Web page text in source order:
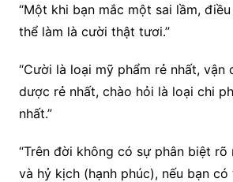
“Một khi bạn mắc một sai lầm,
thể làm là cười thật tươi.”
“Cười là loại mỹ phẩm rẻ nhất, vận
dược rẻ nhất, chào hỏi là loại chi
nhất.”
“Trên đời không có sự phân biệt
và hỷ kịch (hạnh phúc), nếu bạn